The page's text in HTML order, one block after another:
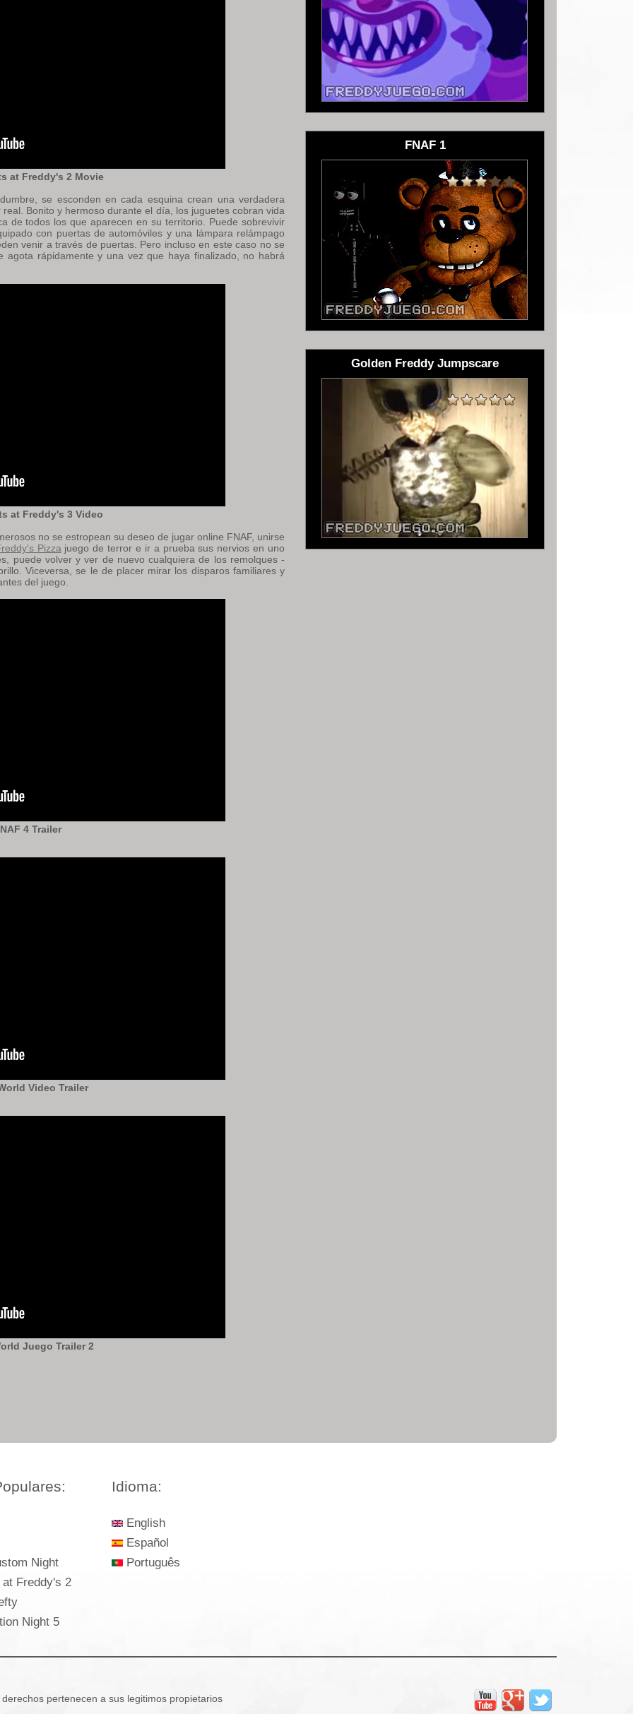
at Freddy's 2 Movie
se esconden en cada esquina crean una verdadera
Bonito y hermoso durante el día, los juguetes cobran vida
de todos los que aparecen en su territorio. Puede sobrevivir
con puertas de automóviles y una lámpara relámpago
venir a través de puertas. Pero incluso en este caso no se
rápidamente y una vez que haya finalizado, no habrá
at Freddy's 3 Video
no se estropean su deseo de jugar online FNAF, unirse
Pizza juego de terror e ir a prueba sus nervios en uno
puede volver y ver de nuevo cualquiera de los remolques -
Viceversa, se le de placer mirar los disparos familiares y
del juego.
4 Trailer
Video Trailer
Juego Trailer 2
FNAF 1
Golden Freddy Jumpscare
Night
Freddy's 2
Night 5
Idioma:
English
Español
Português
pertenecen a sus legitimos propietarios